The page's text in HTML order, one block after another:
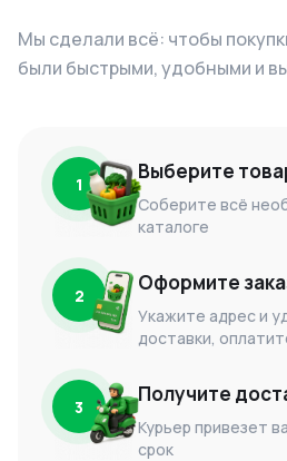
Мы сделали всё: чтобы
были быстрыми, удобными и
1 Выберите
Соберите всё
каталоге
2 Оформите
Укажите адрес и
доставки,
3 Получите
Курьер привезет
срок